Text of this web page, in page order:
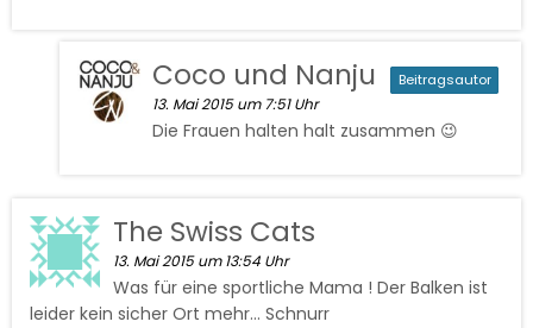
Coco und Nanju Beitragsautor
13. Mai 2015 um 7:51 Uhr
Die Frauen halten halt zusammen 😉
The Swiss Cats
13. Mai 2015 um 13:54 Uhr
Was für eine sportliche Mama ! Der Balken ist
leider kein sicher Ort mehr… Schnurr